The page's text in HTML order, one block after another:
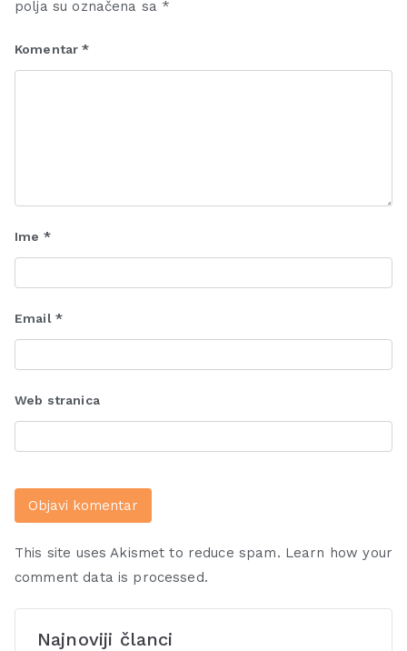
polja su označena sa *
Komentar*
Ime *
Email *
Web stranica
This site uses Akismet to reduce spam. Learn how your
comment data is processed.
Najnoviji članci